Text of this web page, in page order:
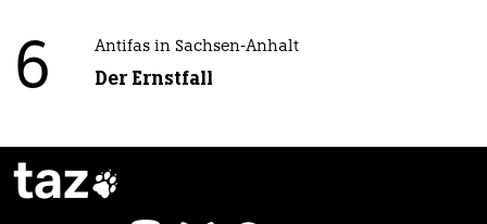
6 Antifas in Sachsen-Anhalt
Der Ernstfall
taz